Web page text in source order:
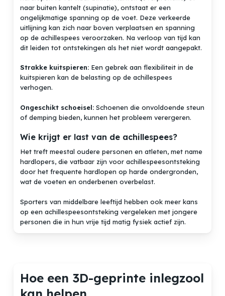
Geen producten in de winkelwagen.
naar buiten kantelt (supinatie), ontstaat er een
ongelijkmatige spanning op de voet. Deze verkeerde
uitlijning kan zich naar boven verplaatsen en spanning
op de achillespees veroorzaken. Na verloop van tijd kan
dit leiden tot ontstekingen als het niet wordt aangepakt.
Strakke kuitspieren: Een gebrek aan flexibiliteit in de
kuitspieren kan de belasting op de achillespees
verhogen.
Ongeschikt schoeisel:Schoenen die onvoldoende steun
of demping bieden, kunnen het probleem verergeren.
Wie krijgt er last van de achillespees?
Het treft meestal oudere personen en atleten, met name
hardlopers, die vatbaar zijn voor achillespeesontsteking
door het frequente hardlopen op harde ondergronden,
wat de voeten en onderbenen overbelast.
Sporters van middelbare leeftijd hebben ook meer kans
op een achillespeesontsteking vergeleken met jongere
personen die in hun vrije tijd matig fysiek actief zijn.
Hoe een 3D-geprinte inlegzool